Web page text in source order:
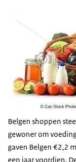
Belgen shoppen
gewoner om
gaven Belgen €2,2
een jaar voordien.